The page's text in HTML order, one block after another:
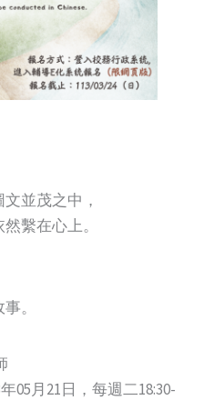
並茂之中，
繫在心上。
。
05月21日，每週二18:30-